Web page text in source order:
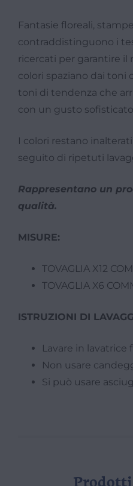
Fantasie floreali,
contraddistinguono i
ricercati per garantire il
colori spaziano dai toni
toni di tendenza che
con un gusto sofisticato
I colori restano
seguito di ripetuti
Rappresentano un
qualità.
MISURE:
TOVAGLIA X12
TOVAGLIA X6
ISTRUZIONI DI
Lavare in lavatrice
Non usare
Si può usare